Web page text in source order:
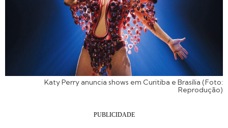
Katy Perry anuncia shows em Curitiba e Brasília (Foto:
Reprodução)